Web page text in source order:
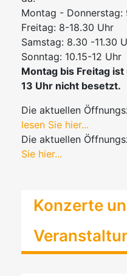
Montag - Donnerstag:
Freitag: 8-18.30 Uhr
Samstag: 8.30 -11.30
Sonntag: 10.15-12 Uhr
Montag bis Freitag
13 Uhr nicht besetzt.
Die aktuellen
lesen Sie hier...
Die aktuellen
Sie hier...
Konzerte